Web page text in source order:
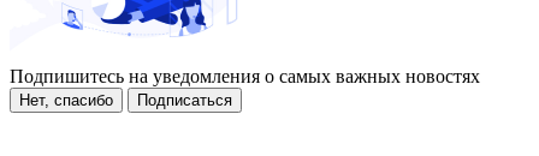
Подпишитесь на уведомления о самых важных новостях
Нет, спасибо Подписаться